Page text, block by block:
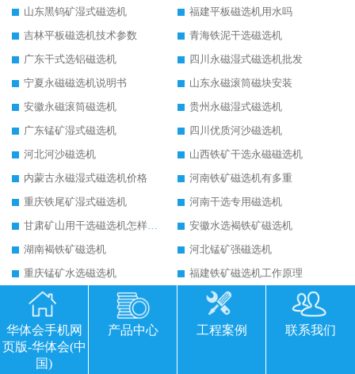
山东黑钨矿湿式磁选机
福建平板磁选机用水吗
吉林平板磁选机技术参数
青海铁泥干选磁选机
广东干式选铝磁选机
四川永磁湿式磁选机批发
宁夏永磁磁选机说明书
山东永磁滚筒磁块安装
安徽永磁滚筒磁选机
贵州永磁湿式磁选机
广东锰矿湿式磁选机
四川优质河沙磁选机
河北河沙磁选机
山西铁矿干选永磁磁选机
内蒙古永磁湿式磁选机价格
河南铁矿磁选机有多重
重庆铁尾矿湿式磁选机
河南干选专用磁选机
安徽水选褐铁矿磁选机
湖南褐铁矿磁选机
河北锰矿强磁选机
重庆锰矿水选磁选机
福建铁矿磁选机工作原理
吉林铁矿磁选机价格
云南永磁筒式磁选机厂家
云南永磁筒式磁选机厂家
云南永磁筒式磁选机厂家
云南永磁筒式磁选机厂家
华体会手机网
页版-华体会(中
国)
产品中心 工程案例 联系我们